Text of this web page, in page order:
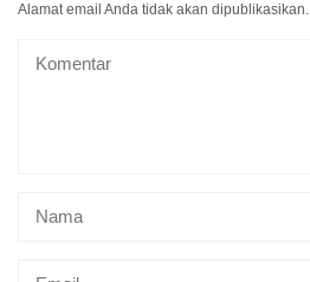
Alamat email Anda tidak akan dipublikasikan.